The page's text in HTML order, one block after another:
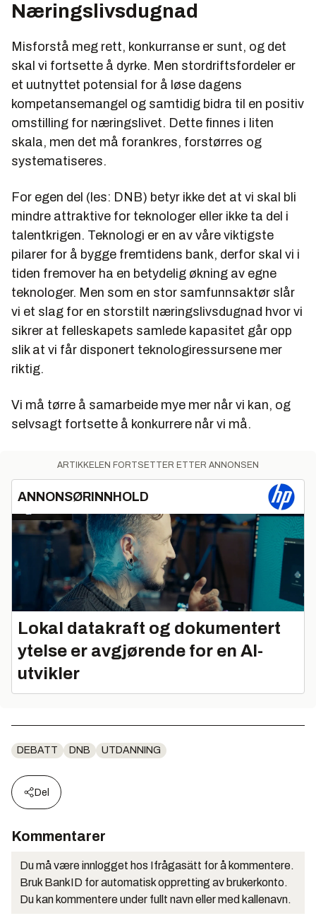
Næringslivsdugnad
Misforstå meg rett, konkurranse er sunt, og det
skal vi fortsette å dyrke. Men stordriftsfordeler er
et uutnyttet potensial for å løse dagens
kompetansemangel og samtidig bidra til en positiv
omstilling for næringslivet. Dette finnes i liten
skala, men det må forankres, forstørres og
systematiseres.
For egen del (les: DNB) betyr ikke det at vi skal bli
mindre attraktive for teknologer eller ikke ta del i
talentkrigen. Teknologi er en av våre viktigste
pilarer for å bygge fremtidens bank, derfor skal vi i
tiden fremover ha en betydelig økning av egne
teknologer. Men som en stor samfunnsaktør slår
vi et slag for en storstilt næringslivsdugnad hvor vi
sikrer at felleskapets samlede kapasitet går opp
slik at vi får disponert teknologiressursene mer
riktig.
Vi må tørre å samarbeide mye mer når vi kan, og
selvsagt fortsette å konkurrere når vi må.
ARTIKKELEN FORTSETTER ETTER ANNONSEN
ANNONSØRINNHOLD
Lokal datakraft og dokumentert
ytelse er avgjørende for en AI-
utvikler
DEBATT DNB UTDANNING
Del
Kommentarer
Du må være innlogget hos Ifrågasätt for å kommentere.
Bruk BankID for automatisk oppretting av brukerkonto.
Du kan kommentere under fullt navn eller med kallenavn.